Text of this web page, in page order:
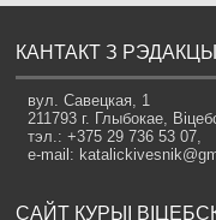
КАНТАКТ З
вул. Савецкая, 1
211793 г. Глыбокае,
тэл.: +375 29 736 53 07,
e-mail:
САЙТ КУРЫІ